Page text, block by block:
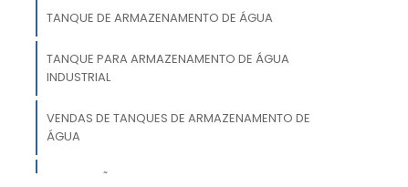
TANQUE DE ARMAZENAMENTO DE ÁGUA
TANQUE PARA ARMAZENAMENTO DE ÁGUA
INDUSTRIAL
VENDAS DE TANQUES DE ARMAZENAMENTO DE
ÁGUA
INSTALAÇÃO DE TANQUE PARA